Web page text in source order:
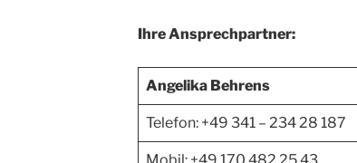
IhreAnsprechpartner:
Angelika Behrens
Telefon: +49 341 – 234 28 187